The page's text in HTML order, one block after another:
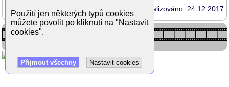
Aktualizováno: 24.12.2017
Použití jen některých typů cookies
můžete povolit po kliknutí na "Nastavit
cookies".
Přijmout všechny Nastavit cookies